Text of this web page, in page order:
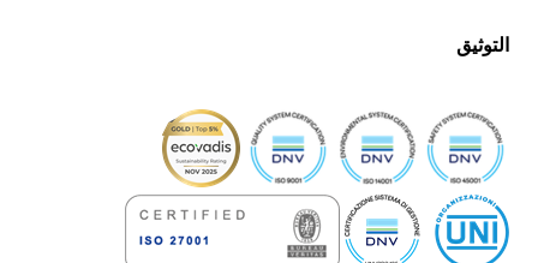
التوثيق